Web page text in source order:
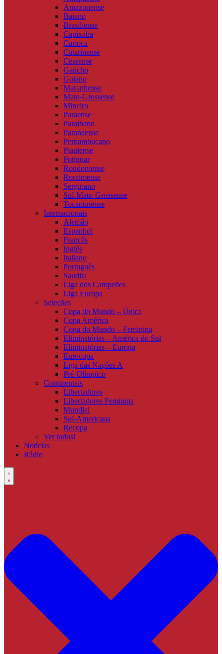
Amazonense
Baiano
Brasiliense
Capixaba
Carioca
Catarinense
Cearense
Gaúcho
Goiano
Maranhense
Mato-Grossense
Mineiro
Paraense
Paraibano
Paranaense
Pernambucano
Piauiense
Potiguar
Rondoniense
Roraimense
Sergipano
Sul-Mato-Grossense
Tocantinense
Internacionais
Alemão
Espanhol
Francês
Inglês
Italiano
Português
Saudita
Liga dos Campeões
Liga Europa
Seleções
Copa do Mundo – Única
Copa América
Copa do Mundo – Feminina
Eliminatórias – América do Sul
Eliminatórias – Europa
Eurocopa
Liga das Nações A
Pré-Olímpico
Continentais
Libertadores
Libertadores Feminina
Mundial
Sul-Americana
Recopa
Ver todos!
Notícias
Rádio